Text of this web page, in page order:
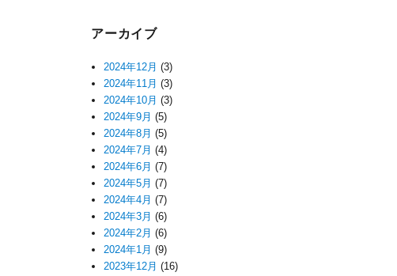
アーカイブ
2024年12月 (3)
2024年11月 (3)
2024年10月 (3)
2024年9月 (5)
2024年8月 (5)
2024年7月 (4)
2024年6月 (7)
2024年5月 (7)
2024年4月 (7)
2024年3月 (6)
2024年2月 (6)
2024年1月 (9)
2023年12月 (16)